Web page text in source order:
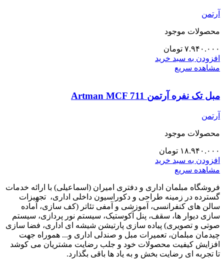
آرتمن
محصولات موجود
۷.۹۴۰.۰۰۰ تومان
افزودن به سبد خرید
مشاهده سریع
مبل تک نفره آرتمن Artman MCF 711
آرتمن
محصولات موجود
۱۸.۹۴۰.۰۰۰ تومان
افزودن به سبد خرید
مشاهده سریع
فروشگاه مبلمان اداری و دفتری امیران (اسماعیلی) با ارائه خدمات
گسترده در زمینه طراحی و دکوراسیون داخلی اداری‌، تجهیزات
سالن های کنفرانسی، آموزشی و آمفی تئاتر (کف سازی، آماده
سازی دیوار ها، سقف، پنل آکوستیک، سیستم نور پردازی، سیستم
صوتی و تصویری) پیاده سازی پارتیشن شیشه ای اداری، فضا سازی
چیدمان مبلمان، تعمیرات مبل و صندلی اداری و... هموراه جهت
افزایش کیفیت محصولات خود و جلب رضایت مشتریان می کوشد
تا تجربه ای رضایت بخش و به یاد ها باقی بگذارد.